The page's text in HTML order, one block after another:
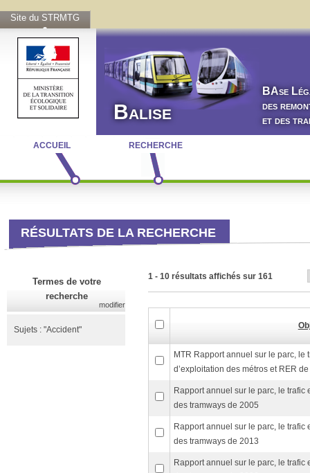
Site du STRMTG
Balise
BAse L
des
et des
ACCUEIL RECHERCHE
RÉSULTATS DE LA RECHERCHE
Termes de votre
recherche
modifier
Sujets : "Accident"
1 - 10 résultats affichés sur 161
MTR Rapport annuel sur le parc, le
d’exploitation des métros et RER
Rapport annuel sur le parc, le trafic
des tramways de 2005
Rapport annuel sur le parc, le trafic
des tramways de 2013
Rapport annuel sur le parc, le trafic